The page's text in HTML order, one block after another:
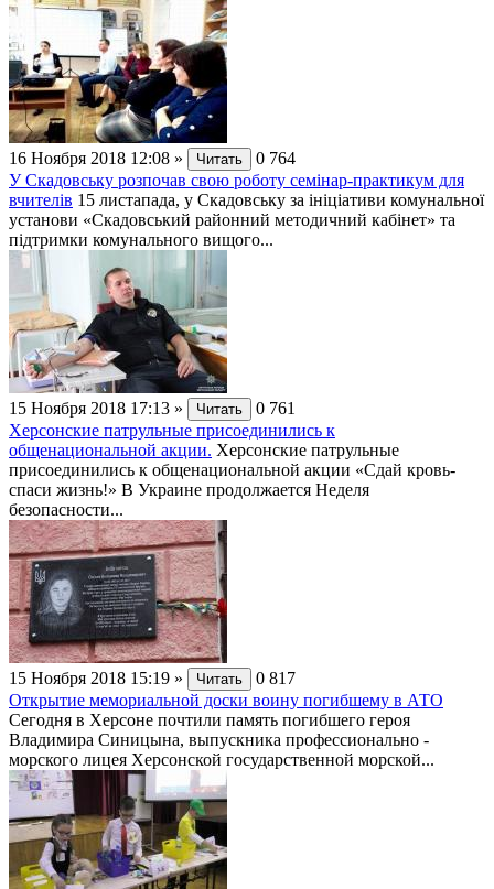
16 Ноября 2018 12:08 » Читать 0 764
У Скадовську розпочав свою роботу семінар-практикум для
вчителів 15 листапада, у Скадовську за ініціативи комунальної
установи «Скадовський районний методичний кабінет» та
підтримки комунального вищого...
15 Ноября 2018 17:13 » Читать 0 761
Херсонские патрульные присоединились к
общенациональной акции. Херсонские патрульные
присоединились к общенациональной акции «Сдай кровь-
спаси жизнь!» В Украине продолжается Неделя
безопасности...
15 Ноября 2018 15:19 » Читать 0 817
Открытие мемориальной доски воину погибшему в АТО
Сегодня в Херсоне почтили память погибшего героя
Владимира Синицына, выпускника профессионально -
морского лицея Херсонской государственной морской...